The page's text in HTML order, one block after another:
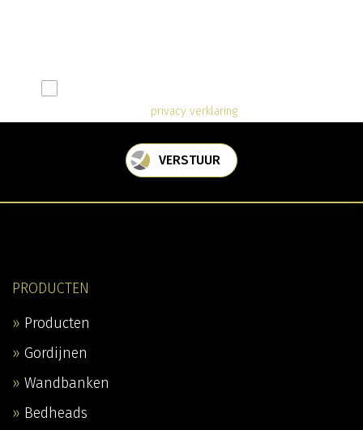
privacy verklaring
VERSTUUR
PRODUCTEN
Producten
Gordijnen
Wandbanken
Bedheads